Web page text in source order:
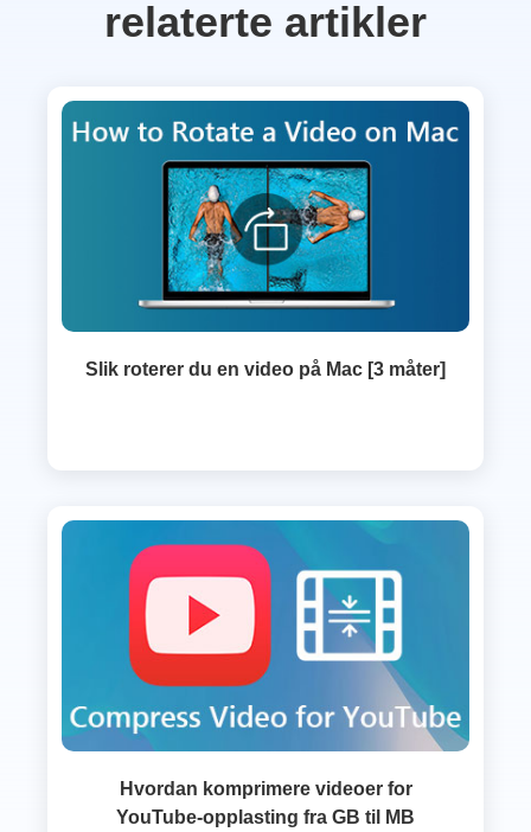
relaterte artikler
Slik roterer du en video på Mac [3 måter]
Hvordan komprimere videoer for
YouTube-opplasting fra GB til MB